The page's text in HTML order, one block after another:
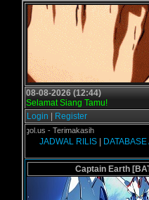
08-08-2026 (12:44)
Selamat Siang Tamu!
Login
Register
- Terimakasih
JADWAL RILIS|
Captain Earth